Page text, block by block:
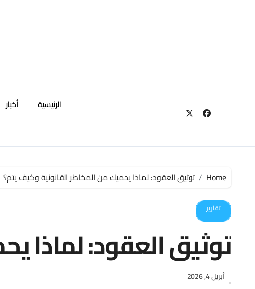
الرئيسية أخبار
Home توثيق العقود: لماذا يحميك من المخاطر القانونية وكيف يتم؟
تقارير
توثيق العقود: لماذا
أبريل 4, 2026